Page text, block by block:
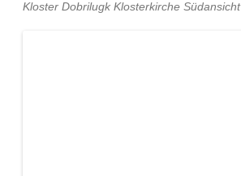
Kloster Dobrilugk Klosterkirche Südansicht